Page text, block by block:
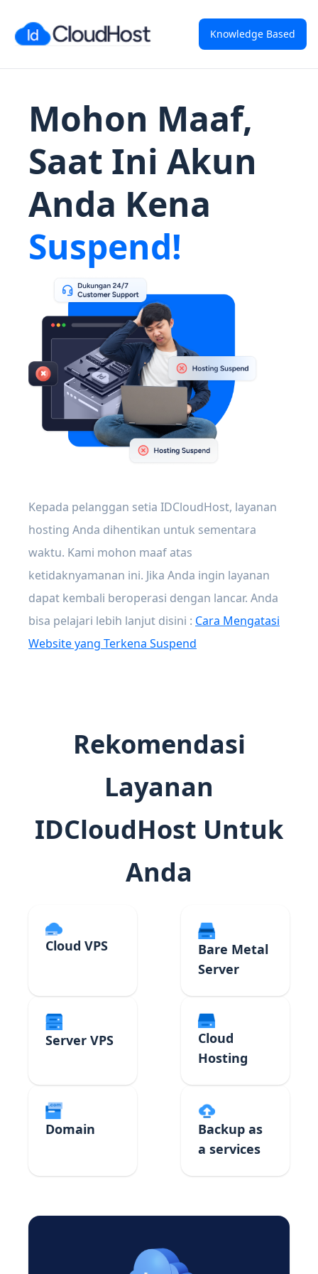
Knowledge Based
Mohon Maaf,
Saat Ini Akun
Anda Kena
Suspend!
Kepada pelanggan setia IDCloudHost, layanan
hosting Anda dihentikan untuk sementara
waktu. Kami mohon maaf atas
ketidaknyamanan ini. Jika Anda ingin layanan
dapat kembali beroperasi dengan lancar. Anda
bisa pelajari lebih lanjut disini : Cara Mengatasi
Website yang Terkena Suspend
Rekomendasi
Layanan
IDCloudHost Untuk
Anda
Cloud VPS
Bare Metal
Server
Server VPS
Cloud
Hosting
Domain
Backup as
a services